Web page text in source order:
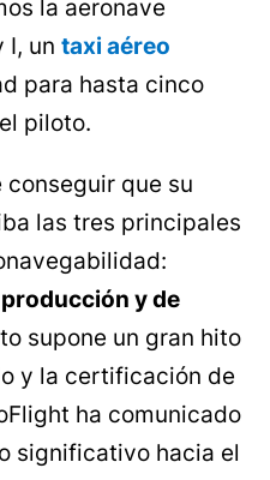
la aeronave
I, un taxi aéreo
para hasta cinco
piloto.
que su
las tres principales
y de
supone un gran hito
y la certificación de
ha comunicado
significativo hacia el